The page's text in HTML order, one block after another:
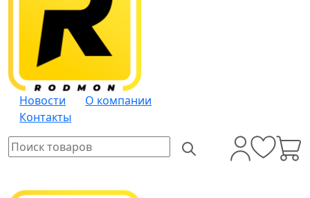
Новости
О компании
Контакты